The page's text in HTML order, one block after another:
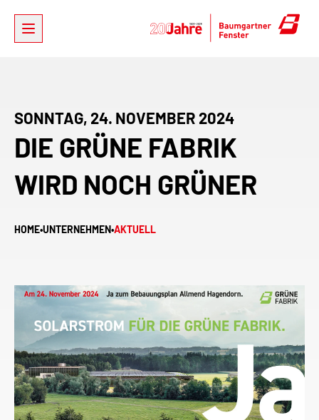
SONNTAG, 24. NOVEMBER 2024
DIE GRÜNE FABRIK
WIRD NOCH GRÜNER
HOME•UNTERNEHMEN•AKTUELL